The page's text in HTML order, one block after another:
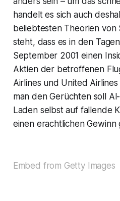
handelt es sich auch
beliebtesten Theorien
steht, dass es in den
September 2001 einen
Aktien der betroffenen
Airlines und United
man den Gerüchten soll
Laden selbst auf fallende
einen erachtlichen Gewinn
Embed from Getty Images